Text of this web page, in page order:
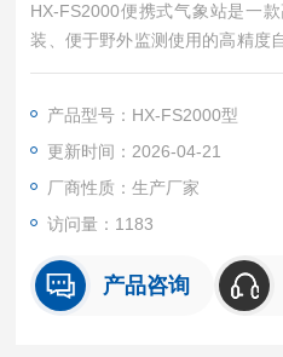
HX-FS2000便携式气象站是一
装、便于野外监测使用的高精度
仪 支持短信报警
产品型号：HX-FS2000型
更新时间：2026-04-21
厂商性质：生产厂家
访问量：1183
产品咨询